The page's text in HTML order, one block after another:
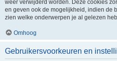
weer verwijderd worden. Deze cookies
en geven ook de mogelijkheid, indien de
zien welke onderwerpen je al gelezen
Omhoog
Gebruikersvoorkeuren en